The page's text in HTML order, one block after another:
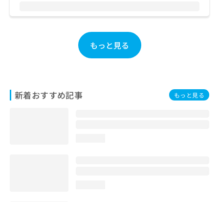
もっと見る
新着おすすめ記事 もっと見る
問
ら